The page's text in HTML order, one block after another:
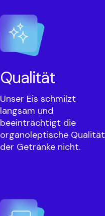
Qualität
Unser Eis schmilzt
langsam und
beeinträchtigt die
organoleptische Qualität
der Getränke nicht.